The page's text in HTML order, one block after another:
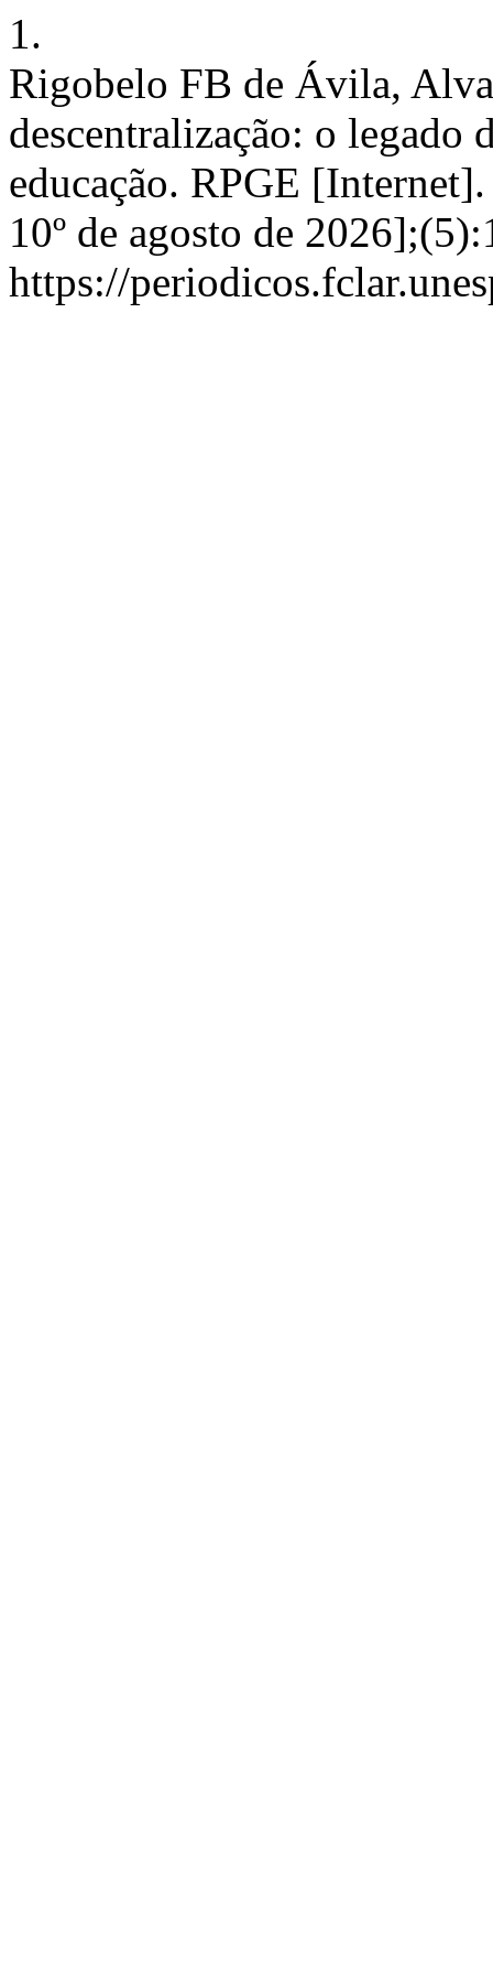
1.
Rigobelo FB de Ávila,
descentralização: o legado
educação. RPGE
10º de agosto de
https://